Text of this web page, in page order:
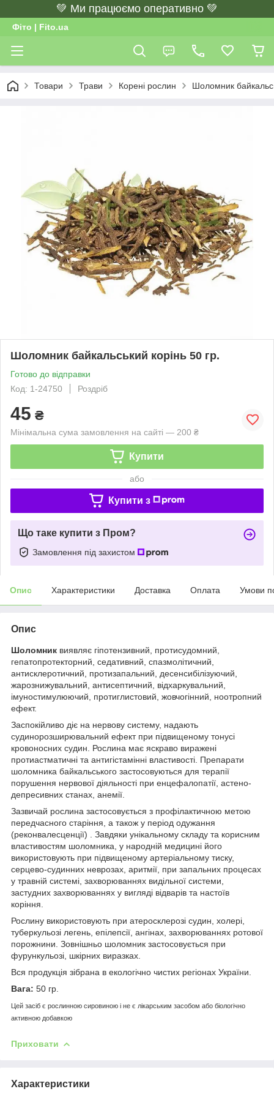
💚 Ми працюємо оперативно 💚
Фіто | Fito.ua
Товари Трави Корені рослин Шоломник
Шоломник байкальський корінь 50 гр.
Готово до відправки
Код: 1-24750
Роздріб
45 ₴
Мінімальна сума замовлення на сайті — 200 ₴
Купити
або
Купити з
Що таке купити з Пром?
Замовлення під захистом
Опис Характеристики Доставка Оплата Умови
Опис
Шоломник виявляє гіпотензивний, протисудомний,
гепатопротекторний, седативний, спазмолітичний,
антисклеротичний, протизапальний, десенсибілізуючий,
жарознижувальний, антисептичний, відхаркувальний,
імуностимулюючий, протиглистовий, жовчогінний, ноотропний
ефект.
Заспокійливо діє на нервову систему, надають
судинорозширювальний ефект при підвищеному тонусі
кровоносних судин. Рослина має яскраво виражені
протиастматичні та антигістамінні властивості. Препарати
шоломника байкальського застосовуються для терапії
порушення нервової діяльності при енцефалопатії, астено-
депресивних станах, анемії.
Зазвичай рослина застосовується з профілактичною метою
передчасного старіння, а також у період одужання
(реконвалесценції) . Завдяки унікальному складу та корисним
властивостям шоломника, у народній медицині його
використовують при підвищеному артеріальному тиску,
серцево-судинних неврозах, аритмії, при запальних процесах
у травній системі, захворюваннях видільної системи,
застудних захворюваннях у вигляді відварів та настоїв
коріння.
Рослину використовують при атеросклерозі судин, холері,
туберкульозі легень, епілепсії, ангінах, захворюваннях ротової
порожнини. Зовнішньо шоломник застосовується при
фурункульозі, шкірних виразках.
Вся продукція зібрана в екологічно чистих регіонах України.
Вага: 50 гр.
Цей засіб є рослинною сировиною і не є лікарським засобом або біологічно
активною добавкою
Приховати
Характеристики